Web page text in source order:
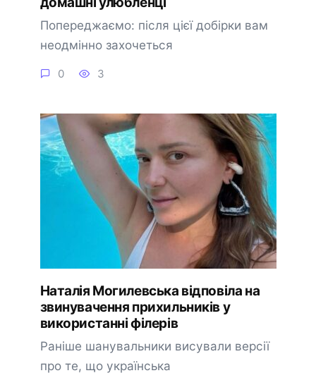
Попереджаємо: після цієї добірки вам
неодмінно захочеться
0 3
Наталія Могилевська відповіла на
звинувачення прихильників у
використанні філерів
Раніше шанувальники висували версії
про те, що українська